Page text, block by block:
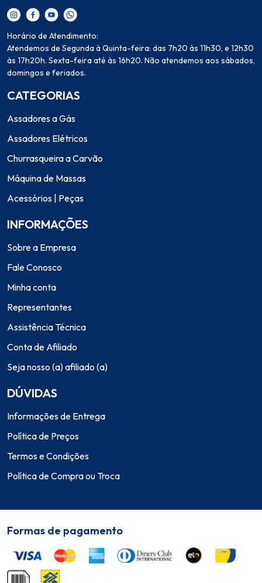
Horário de Atendimento:
Atendemos de Segunda à Quinta-feira: das 7h20 às 11h30, e 12h30
às 17h20h. Sexta-feira até às 16h20. Não atendemos aos sábados,
domingos e feriados.
CATEGORIAS
Assadores a Gás
Assadores Elétricos
Churrasqueira a Carvão
Máquina de Massas
Acessórios | Peças
INFORMAÇÕES
Sobre a Empresa
Fale Conosco
Minha conta
Representantes
Assistência Técnica
Conta de Afiliado
Seja nosso (a) afiliado (a)
DÚVIDAS
Informações de Entrega
Política de Preços
Termos e Condições
Política de Compra ou Troca
Formas de pagamento